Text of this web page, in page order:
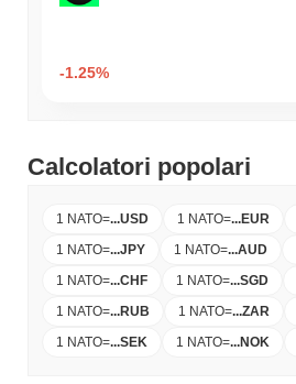
-1.25%
Calcolatori popolari
1 NATO=...USD 1 NATO=...EUR
1 NATO=...JPY 1 NATO=...AUD
1 NATO=...CHF 1 NATO=...SGD
1 NATO=...RUB 1 NATO=...ZAR
1 NATO=...SEK 1 NATO=...NOK